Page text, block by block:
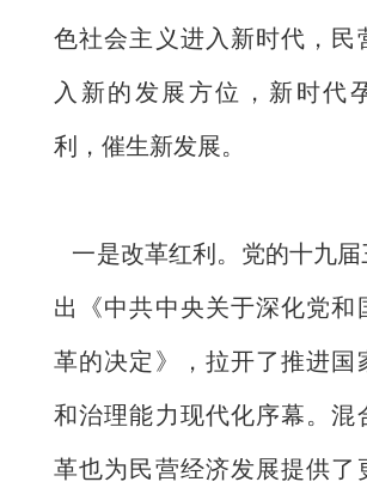
色社会主义进入新时代，民
入新的发展方位，新时代
利，催生新发展。
一是改革红利。党的十九届
出《中共中央关于深化党和
革的决定》，拉开了推进国
和治理能力现代化序幕。混
革也为民营经济发展提供了